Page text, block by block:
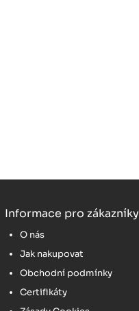
Informace pro zákazníky
O nás
Jak nakupovat
Obchodní podmínky
Certifikáty